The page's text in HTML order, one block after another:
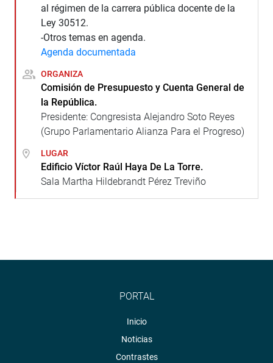
al régimen de la carrera pública docente de la
Ley 30512.
-Otros temas en agenda.
Agenda documentada
ORGANIZA
Comisión de Presupuesto y Cuenta General de
la República.
Presidente: Congresista Alejandro Soto Reyes
(Grupo Parlamentario Alianza Para el Progreso)
LUGAR
Edificio Víctor Raúl Haya De La Torre.
Sala Martha Hildebrandt Pérez Treviño
PORTAL
Inicio
Noticias
Contrastes